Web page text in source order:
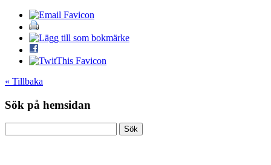
« Tillbaka
Sök på hemsidan